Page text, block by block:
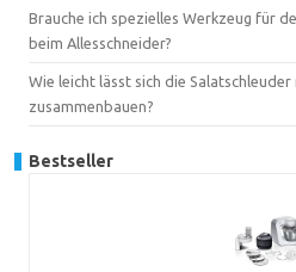
Brauche ich spezielles Werkzeug für
beim Allesschneider?
Wie leicht lässt sich die
zusammenbauen?
Bestseller